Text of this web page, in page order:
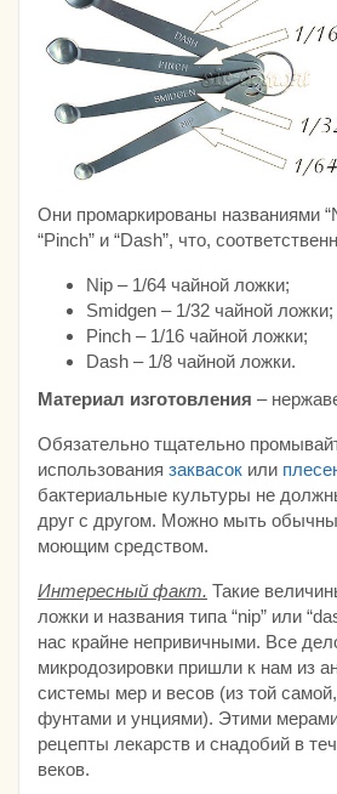
Они промаркированы названиями
“Pinch” и “Dash”, что,
Nip – 1/64 чайной ложки;
Smidgen – 1/32 чайной ложки;
Pinch – 1/16 чайной ложки;
Dash – 1/8 чайной ложки.
Материал изготовления –
Обязательно тщательно
использования заквасок или
бактериальные культуры не
друг с другом. Можно мыть
моющим средством.
Интересный факт. Такие
ложки и названия типа “nip” или
нас крайне непривичными. Все
микродозировки пришли к нам из
системы мер и весов (из той
фунтами и унциями). Этими
рецепты лекарств и снадобий в
веков.